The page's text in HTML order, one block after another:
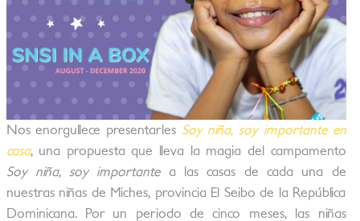
Nos enorgullece presentarles Soy niña, soy importante en
casa, una propuesta que lleva la magia del campamento
Soy niña, soy importantea las casas de cada una de
nuestras niñas de Miches, provincia El Seibo de la República
Dominicana. Por un periodo de cinco meses, las niñas